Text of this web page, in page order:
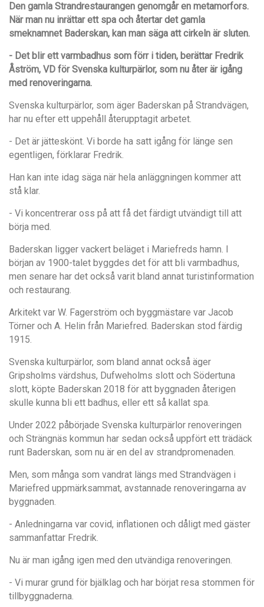
Den gamla Strandrestaurangen genomgår en metamorfors.
När man nu inrättar ett spa och återtar det gamla
smeknamnet Baderskan, kan man säga att cirkeln är sluten.
- Det blir ett varmbadhus som förr i tiden, berättar Fredrik
Åström, VD för Svenska kulturpärlor, som nu åter är igång
med renoveringarna.
Svenska kulturpärlor, som äger Baderskan på Strandvägen,
har nu efter ett uppehåll återupptagit arbetet.
- Det är jätteskönt. Vi borde ha satt igång för länge sen
egentligen, förklarar Fredrik.
Han kan inte idag säga när hela anläggningen kommer att
stå klar.
- Vi koncentrerar oss på att få det färdigt utvändigt till att
börja med.
Baderskan ligger vackert beläget i Mariefreds hamn. I
början av 1900-talet byggdes det för att bli varmbadhus,
men senare har det också varit bland annat turistinformation
och restaurang.
Arkitekt var W. Fagerström och byggmästare var Jacob
Törner och A. Helin från Mariefred. Baderskan stod färdig
1915.
Svenska kulturpärlor, som bland annat också äger
Gripsholms värdshus, Dufweholms slott och Södertuna
slott, köpte Baderskan 2018 för att byggnaden återigen
skulle kunna bli ett badhus, eller ett så kallat spa.
Under 2022 påbörjade Svenska kulturpärlor renoveringen
och Strängnäs kommun har sedan också uppfört ett trädäck
runt Baderskan, som nu är en del av strandpromenaden.
Men, som många som vandrat längs med Strandvägen i
Mariefred uppmärksammat, avstannade renoveringarna av
byggnaden.
- Anledningarna var covid, inflationen och dåligt med gäster
sammanfattar Fredrik.
Nu är man igång igen med den utvändiga renoveringen.
- Vi murar grund för bjälklag och har börjat resa stommen för
tillbyggnaderna.